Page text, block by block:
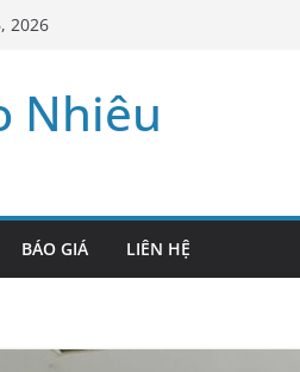
2026
Nhiêu
BÁO GIÁ LIÊN HỆ